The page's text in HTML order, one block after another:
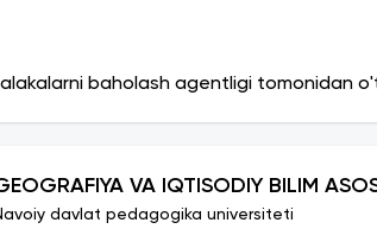
baholash agentligi tomonidan
VA IQTISODIY BILIM
davlat pedagogika universiteti